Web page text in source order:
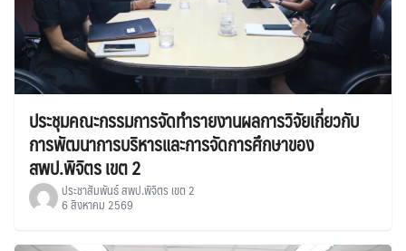
ประชุมคณะกรรมการจัดทำรายงานผลการวิจัยเกี่ยวกับ
การพัฒนาการบริหารและการจัดการศึกษาของ
สพป.พิจิตร เขต 2
ประชาสัมพันธ์ สพป.พิจิตร เขต 2
6 สิงหาคม 2569